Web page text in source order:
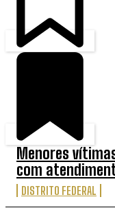
Menores
com
DISTRITO FEDERAL